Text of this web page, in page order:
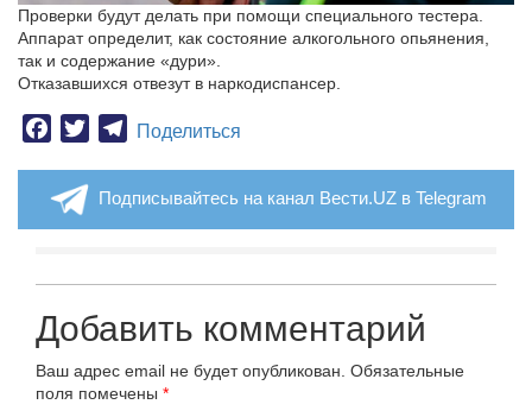
Проверки будут делать при помощи специального тестера.
Аппарат определит, как состояние алкогольного опьянения,
так и содержание «дури».
Отказавшихся отвезут в наркодиспансер.
Facebook
TwitterTelegram
Поделиться
Подписывайтесь на канал Вести.UZ в Telegram
Добавить комментарий
Ваш адрес email не будет опубликован. Обязательные
поля помечены *